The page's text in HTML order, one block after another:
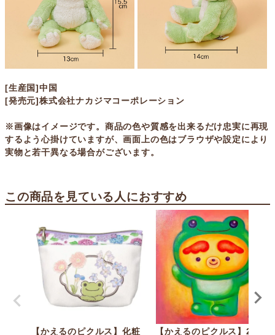
[生産国]中国
[発売元]株式会社ナカジマコーポレーション
※画像はイメージです。商品の色や質感を出来るだけ忠実に再現
するよう心掛けていますが、画面上の色はブラウザや設定により
実物と若干異なる場合がございます。
この商品を見ている人におすすめ
【かえるのピクルス】化粧
【かえるのピクルス】2025